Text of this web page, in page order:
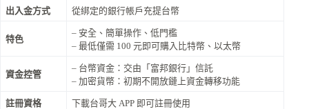
出入金方式 從綁定的銀行帳戶充提台幣
特色
– 安全、簡單操作、低門檻
– 最低僅需 100 元即可購入比特幣、以太幣
資金控管
– 台幣資金：交由「富邦銀行」信託
– 加密貨幣：初期不開放鏈上資金轉移功能
註冊資格 下載台哥大 APP 即可註冊使用